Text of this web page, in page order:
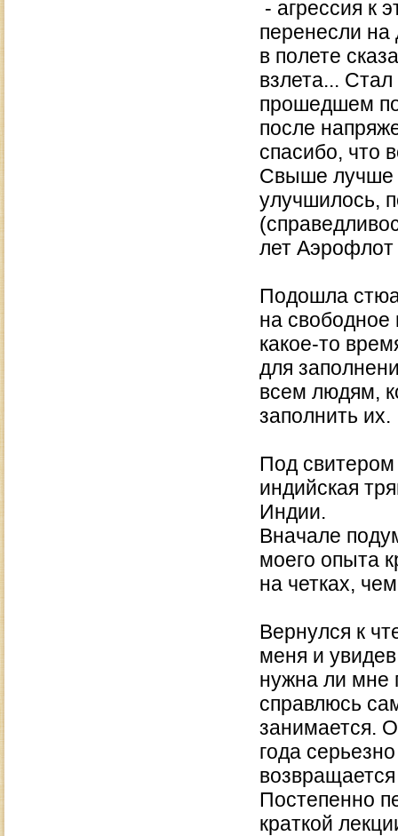
- агрессия к
перенесли
в полете
взлета...
прошедшем
после
спасибо, что
Свыше лучше
улучшилось,
лет Аэрофлот
Подошла
на свободное
какое-то
для
всем людям,
заполнить
Под свитером
индийская
Индии.
Вначале
моего опыта
на четках,
Вернулся к
меня и
нужна ли мне
справлюсь
занимается.
года
Постепенно
краткой